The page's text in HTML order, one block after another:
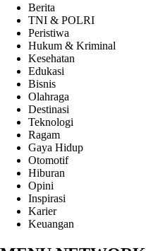
Berita
TNI & POLRI
Peristiwa
Hukum & Kriminal
Kesehatan
Edukasi
Bisnis
Olahraga
Destinasi
Teknologi
Ragam
Gaya Hidup
Otomotif
Hiburan
Opini
Inspirasi
Karier
Keuangan